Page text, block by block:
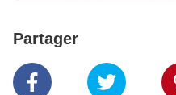
Partager